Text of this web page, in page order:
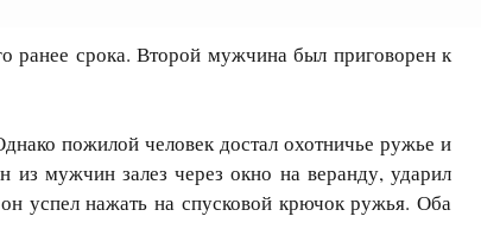
ранее срока. Второй мужчина был приговорен к
пожилой человек достал охотничье ружье и
мужчин залез через окно на веранду, ударил
успел нажать на спусковой крючок ружья. Оба